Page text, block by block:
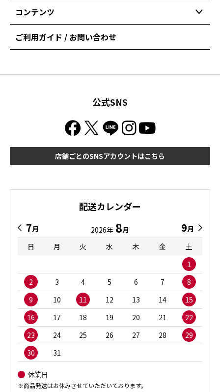
コンテンツ
ご利用ガイド / お問い合わせ
公式SNS
店舗ごとのSNSアカウントはこちら
配送カレンダー
7月 2026年 8月 9月
日
月 火 水 木 金
土
1
2
3 4 5 6 7
8
9
10 11 12 13 14
15
16
17 18 19 20 21
22
23
24 25 26 27 28
29
30
31
休業日
※商品発送はお休みさせていただいております。